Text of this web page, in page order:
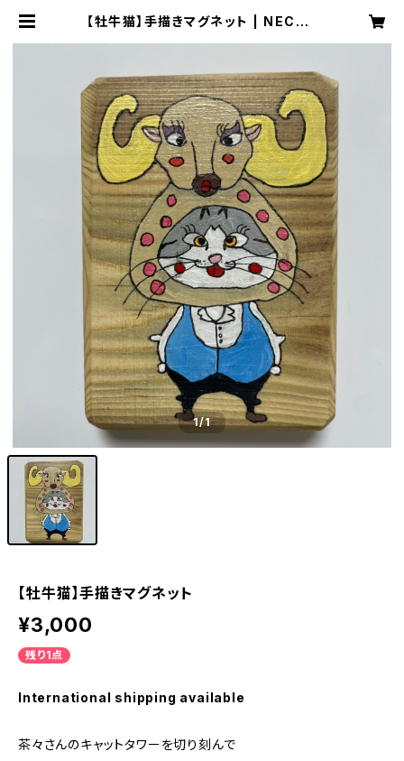
【牡牛猫】手描きマグネット | NECOZ
1/1
【牡牛猫】手描きマグネット
¥3,000
残り1点
International shipping available
茶々さんのキャットタワーを切り刻んで